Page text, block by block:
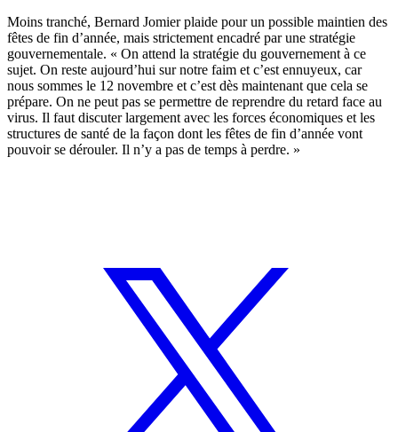
Moins tranché, Bernard Jomier plaide pour un possible maintien des
fêtes de fin d’année, mais strictement encadré par une stratégie
gouvernementale. « On attend la stratégie du gouvernement à ce
sujet. On reste aujourd’hui sur notre faim et c’est ennuyeux, car
nous sommes le 12 novembre et c’est dès maintenant que cela se
prépare. On ne peut pas se permettre de reprendre du retard face au
virus. Il faut discuter largement avec les forces économiques et les
structures de santé de la façon dont les fêtes de fin d’année vont
pouvoir se dérouler. Il n’y a pas de temps à perdre. »